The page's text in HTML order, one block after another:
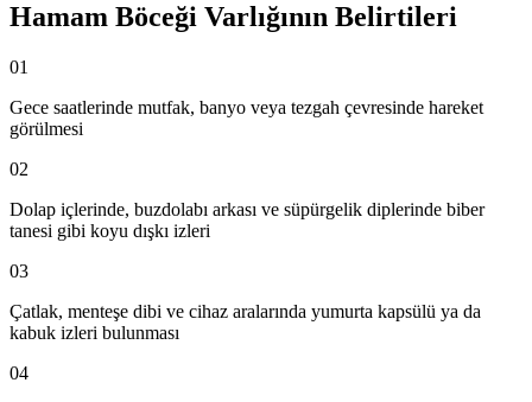
Hamam Böceği Varlığının Belirtileri
01
Gece saatlerinde mutfak, banyo veya tezgah çevresinde hareket
görülmesi
02
Dolap içlerinde, buzdolabı arkası ve süpürgelik diplerinde biber
tanesi gibi koyu dışkı izleri
03
Çatlak, menteşe dibi ve cihaz aralarında yumurta kapsülü ya da
kabuk izleri bulunması
04